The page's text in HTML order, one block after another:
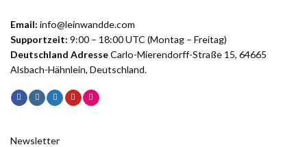
Email: info@leinwandde.com
Supportzeit: 9:00 – 18:00 UTC (Montag – Freitag)
Deutschland AdresseCarlo-Mierendorff-Straße 15, 64665
Alsbach-Hähnlein, Deutschland.
Newsletter